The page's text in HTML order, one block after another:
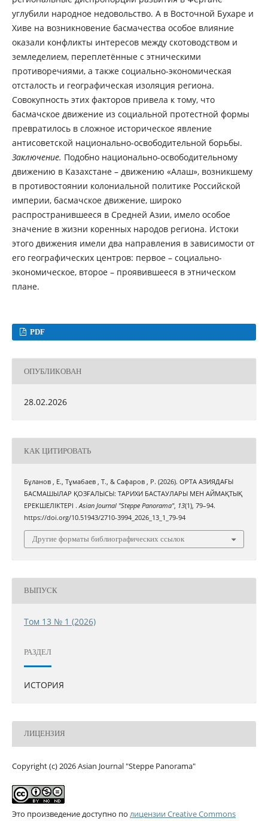
углубили народное недовольство. А в Восточной Бухаре и
Хиве на возникновение басмачества особое влияние
оказали конфликты интересов между скотоводством и
земледелием, переплетённые с этническими
противоречиями, а также социально-экономическая
отсталость и географическая изоляция региона.
Совокупность этих факторов привела к тому, что
басмачское движение из социальной протестной формы
превратилось в сложное историческое явление
антисоветской национально-освободительной борьбы.
Заключение. Подобно национально-освободительному
движению в Казахстане – движению «Алаш», возникшему
в противостоянии колониальной политике Российской
империи, басмачское движение, широко
распространившееся в Средней Азии, имело особое
значение в жизни коренных народов региона. Истоки
этого движения имели два направления в зависимости от
его географических центров: первое – социально-
экономическое, второе – проявившееся в этническом
плане.
PDF
ОПУБЛИКОВАН
28.02.2026
КАК ЦИТИРОВАТЬ
Бұланов , Е., Тұмабаев , Т., & Сафаров , Р. (2026). ОРТА АЗИЯДАҒЫ
БАСМАШЫЛАР ҚОЗҒАЛЫСЫ: ТАРИХИ БАСТАУЛАРЫ МЕН АЙМАҚТЫҚ
ЕРЕКШЕЛІКТЕРІ .Asian Journal "Steppe Panorama", 13(1), 79–94.
https://doi.org/10.51943/2710-3994_2026_13_1_79-94
Другие форматы библиографических ссылок
ВЫПУСК
Том 13 № 1 (2026)
РАЗДЕЛ
ИСТОРИЯ
ЛИЦЕНЗИЯ
Copyright (c) 2026 Asian Journal "Steppe Panorama"
Это произведение доступно по лицензии Creative Commons